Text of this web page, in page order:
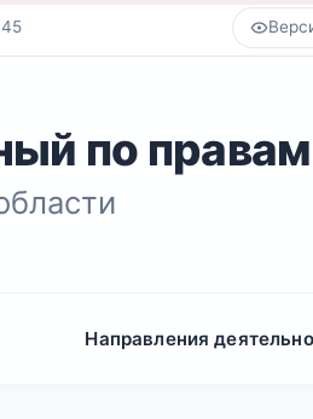
по
Направления